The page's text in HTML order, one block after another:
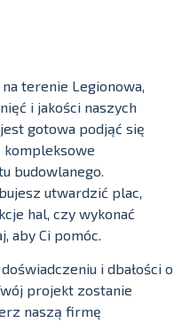
terenie Legionowa,
i jakości naszych
gotowa podjąć się
kompleksowe
budowlanego.
utwardzić plac,
hal, czy wykonać
aby Ci pomóc.
i dbałości o
projekt zostanie
naszą firmę